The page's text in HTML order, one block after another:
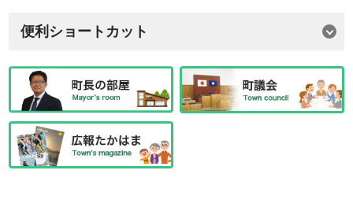
便利ショートカット